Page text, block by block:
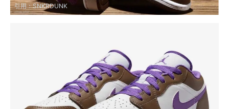
引用：SNKRDUNK